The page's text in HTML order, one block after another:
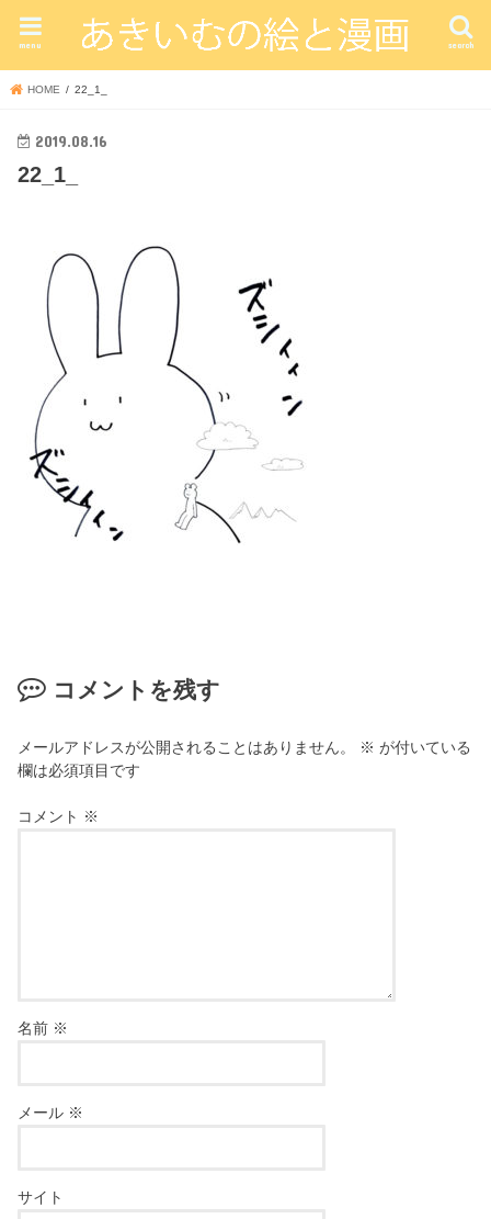
search
menu
HOME 22_1_
2019.08.16
22_1_
コメントを残す
メールアドレスが公開されることはありません。 ※ が付いている
欄は必須項目です
コメント ※
名前 ※
メール ※
サイト